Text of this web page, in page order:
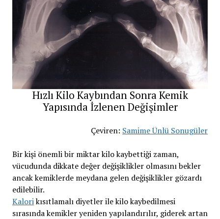
Hızlı Kilo Kaybından Sonra Kemik
Yapısında İzlenen Değişimler
Çeviren: Samime Ünlü Sonugüler
Bir kişi önemli bir miktar kilo kaybettiği zaman,
vücudunda dikkate değer değişiklikler olmasını bekler
ancak kemiklerde meydana gelen değişiklikler gözardı
edilebilir.
Kalorikısıtlamalı diyetler ile kilo kaybedilmesi
sırasında kemikler yeniden yapılandırılır, giderek artan